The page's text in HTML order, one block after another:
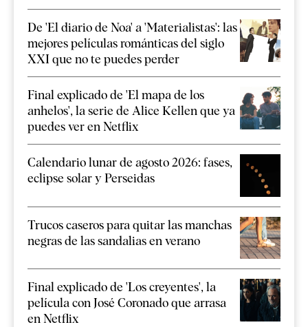
De 'El diario de Noa' a 'Materialistas': las
mejores películas románticas del siglo
XXI que no te puedes perder
Final explicado de 'El mapa de los
anhelos', la serie de Alice Kellen que ya
puedes ver en Netflix
Calendario lunar de agosto 2026: fases,
eclipse solar y Perseidas
Trucos caseros para quitar las manchas
negras de las sandalias en verano
Final explicado de 'Los creyentes', la
película con José Coronado que arrasa
en Netflix